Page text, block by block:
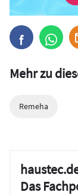
Mehr zu
Remeha
Das